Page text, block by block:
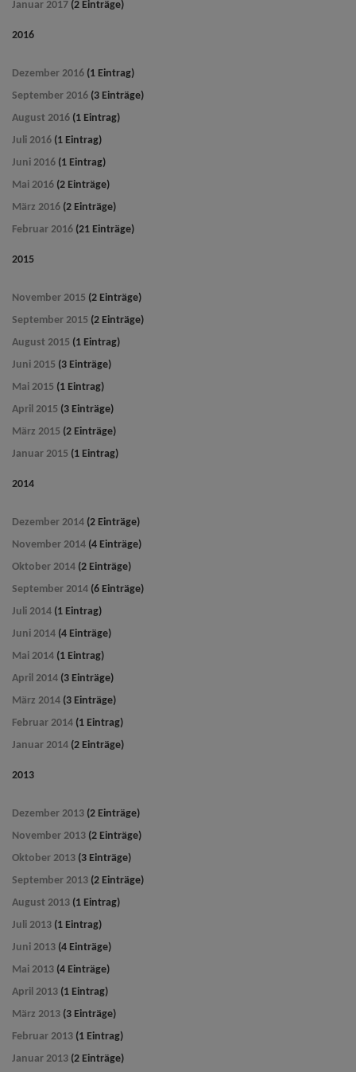
Januar 2017 (2 Einträge)
2016
Dezember 2016 (1 Eintrag)
September 2016 (3 Einträge)
August 2016 (1 Eintrag)
Juli 2016 (1 Eintrag)
Juni 2016 (1 Eintrag)
Mai 2016 (2 Einträge)
März 2016 (2 Einträge)
Februar 2016 (21 Einträge)
2015
November 2015 (2 Einträge)
September 2015 (2 Einträge)
August 2015 (1 Eintrag)
Juni 2015 (3 Einträge)
Mai 2015 (1 Eintrag)
April 2015 (3 Einträge)
März 2015 (2 Einträge)
Januar 2015 (1 Eintrag)
2014
Dezember 2014 (2 Einträge)
November 2014 (4 Einträge)
Oktober 2014 (2 Einträge)
September 2014 (6 Einträge)
Juli 2014 (1 Eintrag)
Juni 2014 (4 Einträge)
Mai 2014 (1 Eintrag)
April 2014 (3 Einträge)
März 2014 (3 Einträge)
Februar 2014 (1 Eintrag)
Januar 2014 (2 Einträge)
2013
Dezember 2013 (2 Einträge)
November 2013 (2 Einträge)
Oktober 2013 (3 Einträge)
September 2013 (2 Einträge)
August 2013 (1 Eintrag)
Juli 2013 (1 Eintrag)
Juni 2013 (4 Einträge)
Mai 2013 (4 Einträge)
April 2013 (1 Eintrag)
März 2013 (3 Einträge)
Februar 2013 (1 Eintrag)
Januar 2013 (2 Einträge)